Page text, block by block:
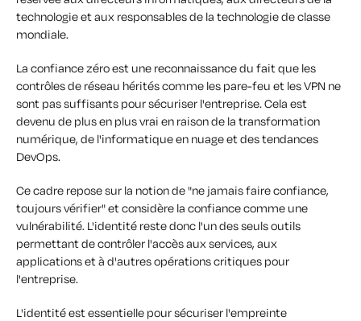
technologie et aux responsables de la technologie de classe
mondiale.
La confiance zéro est une reconnaissance du fait que les
contrôles de réseau hérités comme les pare-feu et les VPN ne
sont pas suffisants pour sécuriser l'entreprise. Cela est
devenu de plus en plus vrai en raison de la transformation
numérique, de l'informatique en nuage et des tendances
DevOps.
Ce cadre repose sur la notion de "ne jamais faire confiance,
toujours vérifier" et considère la confiance comme une
vulnérabilité. L'identité reste donc l'un des seuls outils
permettant de contrôler l'accès aux services, aux
applications et à d'autres opérations critiques pour
l'entreprise.
L'identité est essentielle pour sécuriser l'empreinte